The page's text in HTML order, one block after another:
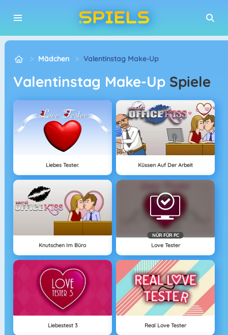
Mädchen Valentinstag Make-Up
Valentinstag Make-Up Spiele
Liebes Tester. Küssen Auf Der Arbeit
Knutschen Im Büro
NÜR FÜR PC
Love Tester
Liebestest 3 Real Love Tester